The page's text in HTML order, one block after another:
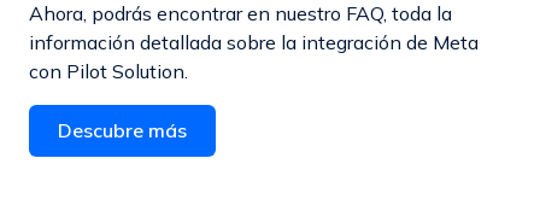
Ahora, podrás encontrar en nuestro FAQ, toda la
información detallada sobre la integración de Meta
con Pilot Solution.
Descubre más